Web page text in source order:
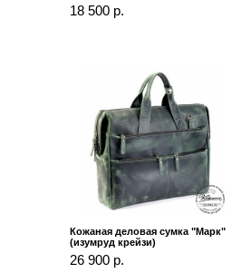
18 500 р.
Кожаная деловая сумка "Марк"
(изумруд крейзи)
26 900 р.